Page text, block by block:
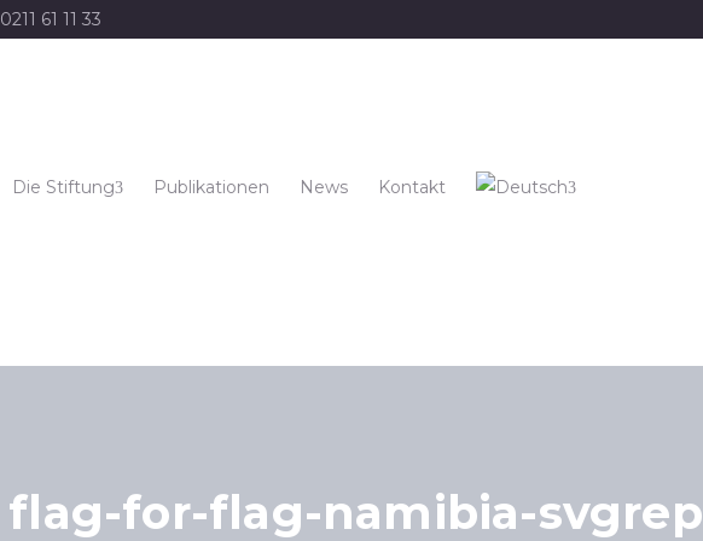
0211 61 11 33
Die Stiftung Publikationen News Kontakt
flag-for-flag-namibia-